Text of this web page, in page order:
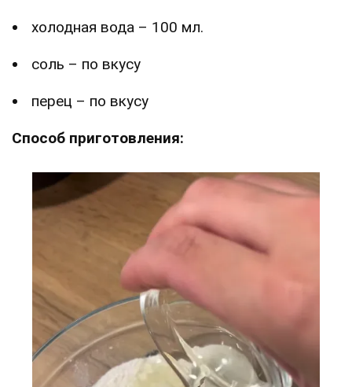
холодная вода – 100 мл.
соль – по вкусу
перец – по вкусу
Способ приготовления: